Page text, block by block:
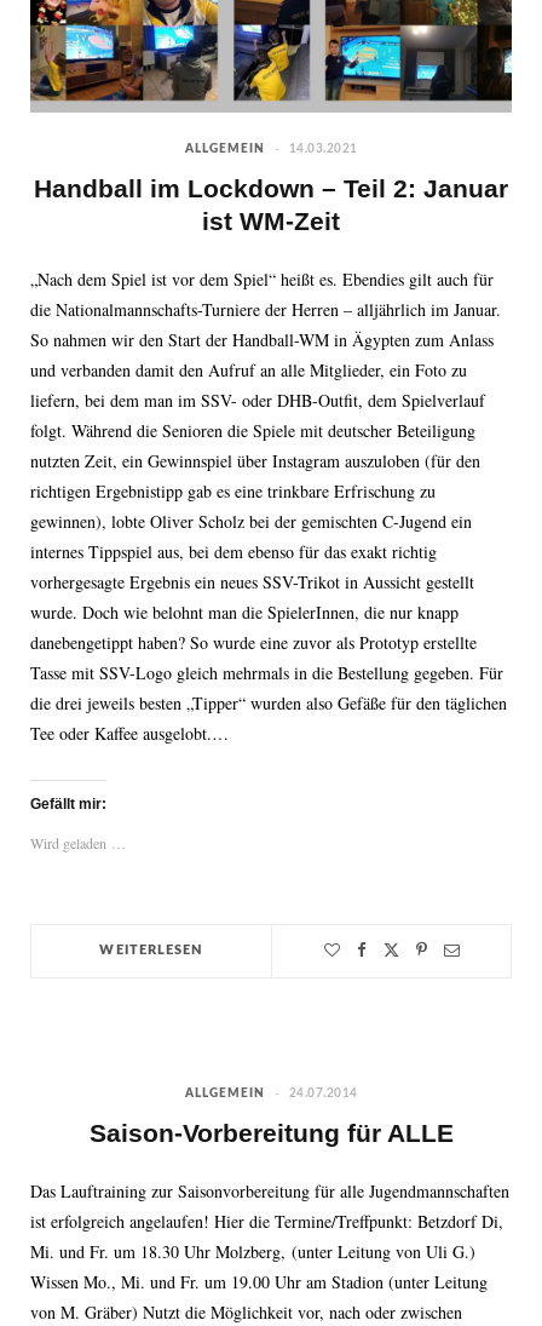
ALLGEMEIN 14.03.2021
Handball im Lockdown – Teil 2: Januar
ist WM-Zeit
„Nach dem Spiel ist vor dem Spiel“ heißt es. Ebendies gilt auch für
die Nationalmannschafts-Turniere der Herren – alljährlich im Januar.
So nahmen wir den Start der Handball-WM in Ägypten zum Anlass
und verbanden damit den Aufruf an alle Mitglieder, ein Foto zu
liefern, bei dem man im SSV- oder DHB-Outfit, dem Spielverlauf
folgt. Während die Senioren die Spiele mit deutscher Beteiligung
nutzten Zeit, ein Gewinnspiel über Instagram auszuloben (für den
richtigen Ergebnistipp gab es eine trinkbare Erfrischung zu
gewinnen), lobte Oliver Scholz bei der gemischten C-Jugend ein
internes Tippspiel aus, bei dem ebenso für das exakt richtig
vorhergesagte Ergebnis ein neues SSV-Trikot in Aussicht gestellt
wurde. Doch wie belohnt man die SpielerInnen, die nur knapp
danebengetippt haben? So wurde eine zuvor als Prototyp erstellte
Tasse mit SSV-Logo gleich mehrmals in die Bestellung gegeben. Für
die drei jeweils besten „Tipper“ wurden also Gefäße für den täglichen
Tee oder Kaffee ausgelobt.…
Gefällt mir:
Wird geladen …
WEITERLESEN
ALLGEMEIN 24.07.2014
Saison-Vorbereitung für ALLE
Das Lauftraining zur Saisonvorbereitung für alle Jugendmannschaften
ist erfolgreich angelaufen! Hier die Termine/Treffpunkt: Betzdorf Di,
Mi. und Fr. um 18.30 Uhr Molzberg, (unter Leitung von Uli G.)
Wissen Mo., Mi. und Fr. um 19.00 Uhr am Stadion (unter Leitung
von M. Gräber) Nutzt die Möglichkeit vor, nach oder zwischen